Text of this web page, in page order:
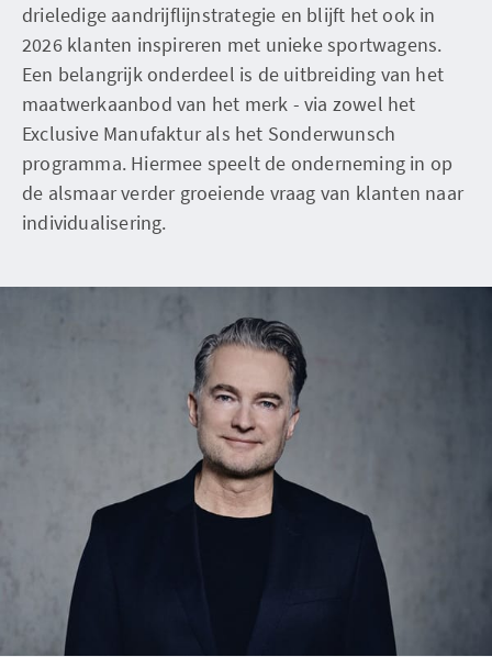
drieledige aandrijflijnstrategie en blijft het ook in
2026 klanten inspireren met unieke sportwagens.
Een belangrijk onderdeel is de uitbreiding van het
maatwerkaanbod van het merk - via zowel het
Exclusive Manufaktur als het Sonderwunsch
programma. Hiermee speelt de onderneming in op
de alsmaar verder groeiende vraag van klanten naar
individualisering.